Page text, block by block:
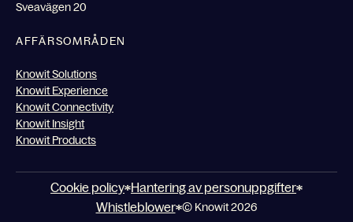
Sveavägen 20
AFFÄRSOMRÅDEN
Knowit Solutions
Knowit Experience
Knowit Connectivity
Knowit Insight
Knowit Products
Cookie policy Hantering av personuppgifter
Whistleblower © Knowit 2026